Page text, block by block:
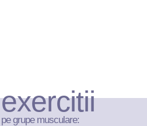
exercitii
pe grupe musculare: